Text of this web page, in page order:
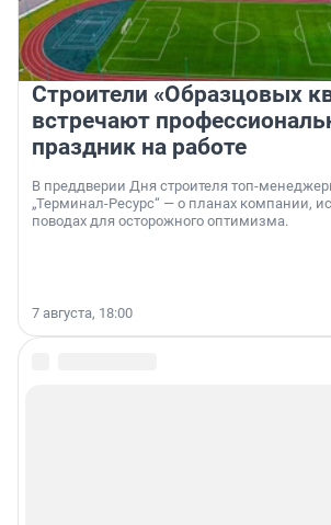
Строители «Образцовых
встречают
праздник на работе
В преддверии Дня строителя топ-
„Терминал-Ресурс“ — о планах компании,
поводах для осторожного оптимизма.
7 августа, 18:00